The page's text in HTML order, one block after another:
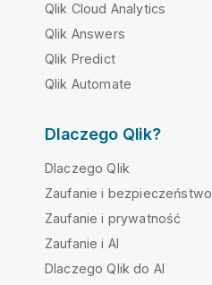
Qlik Cloud Analytics
Qlik Answers
Qlik Predict
Qlik Automate
Dlaczego Qlik?
Dlaczego Qlik
Zaufanie i bezpieczeństwo
Zaufanie i prywatność
Zaufanie i AI
Dlaczego Qlik do AI